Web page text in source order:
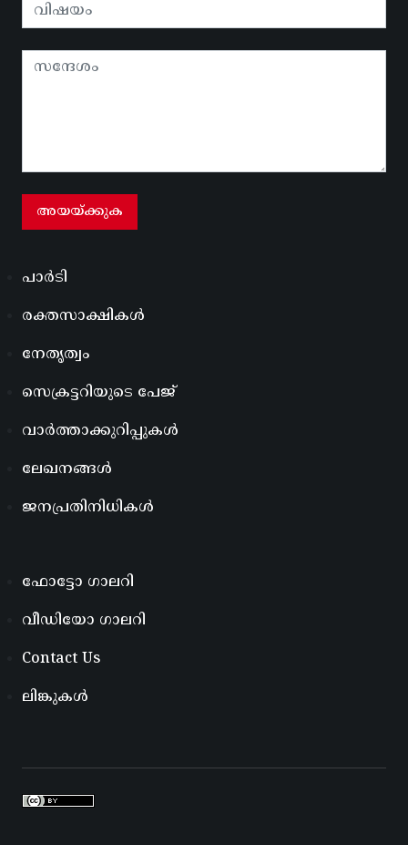
പാർടി
രക്തസാക്ഷികൾ
നേതൃത്വം
സെക്രട്ടറിയുടെ പേജ്
വാർത്താക്കുറിപ്പുകൾ
ലേഖനങ്ങൾ
ജനപ്രതിനിധികൾ
ഫോട്ടോ ഗാലറി
വീഡിയോ ഗാലറി
Contact Us
ലിങ്കുകൾ